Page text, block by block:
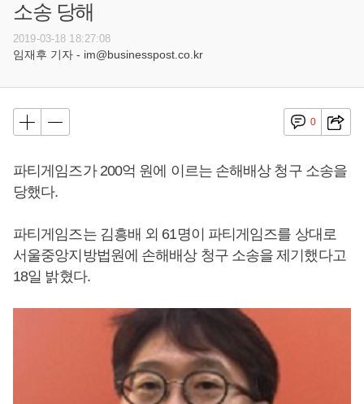
소송 당해
2019-03-18 18:27:08
임재후 기자 - im@businesspost.co.kr
0
파티게임즈가 200억 원에 이르는 손해배상 청구 소송을
당했다.
파티게임즈는 김흥배 외 61명이 파티게임즈를 상대로
서울중앙지방법원에 손해배상 청구 소송을 제기했다고
18일 밝혔다.